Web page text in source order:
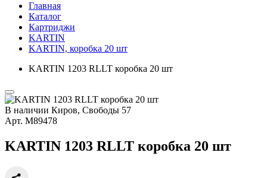
Главная
Каталог
Картриджи
KARTIN
KARTIN, коробка 20 шт
KARTIN 1203 RLLT коробка 20 шт
В наличии Киров, Свободы 57
Арт. М89478
KARTIN 1203 RLLT коробка 20 шт